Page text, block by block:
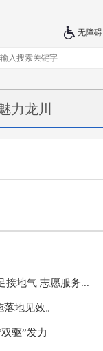
无障碍
力龙川
接地气 志愿服务...
地见效。
驱”发力